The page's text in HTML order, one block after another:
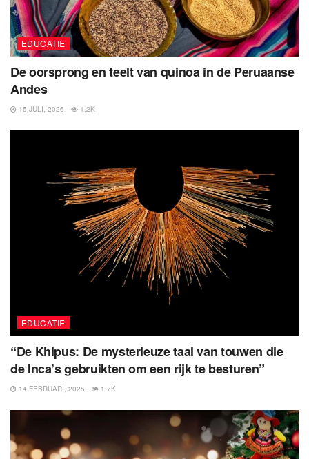
EDUCATIE
De oorsprong en teelt van quinoa in de Peruaanse
Andes
15 JULI, 2026 1.2K
EDUCATIE
“De Khipus: De mysterieuze taal van touwen die
de Inca’s gebruikten om een rijk te besturen”
14 FEBRUARI, 2025 1.7K